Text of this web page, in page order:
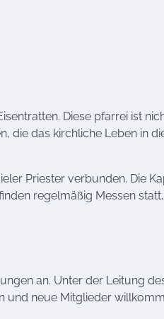
Diese pfarrei ist
die das kirchliche Leben in
Priester verbunden. Die
regelmäßig Messen
an. Unter der Leitung
und neue Mitglieder